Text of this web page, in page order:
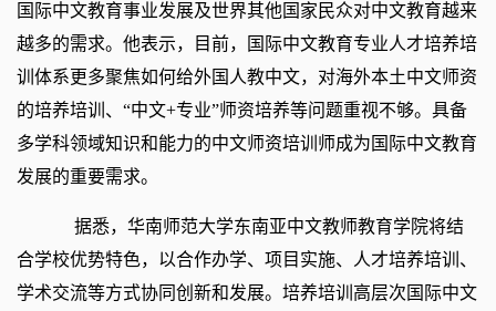
国际中文教育事业发展及世界其他国家民众对中文教育越来
越多的需求。他表示，目前，国际中文教育专业人才培养培
训体系更多聚焦如何给外国人教中文，对海外本土中文师资
的培养培训、“中文+专业”师资培养等问题重视不够。具备
多学科领域知识和能力的中文师资培训师成为国际中文教育
发展的重要需求。
据悉，华南师范大学东南亚中文教师教育学院将结
合学校优势特色，以合作办学、项目实施、人才培养培训、
学术交流等方式协同创新和发展。培养培训高层次国际中文